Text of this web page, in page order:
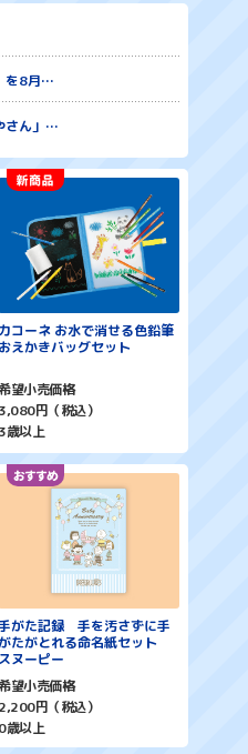
を8月…
さん」…
カコーネ お水で消せる色鉛筆
おえかきバッグセット
望小売価格
3,080円（税込）
3歳以上
がた記録 手を汚さずに手
たがとれる命名紙セット
スヌーピー
望小売価格
2,200円（税込）
0歳以上